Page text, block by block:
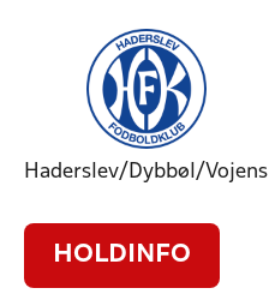
Haderslev/Dybbøl/Vojens
HOLDINFO